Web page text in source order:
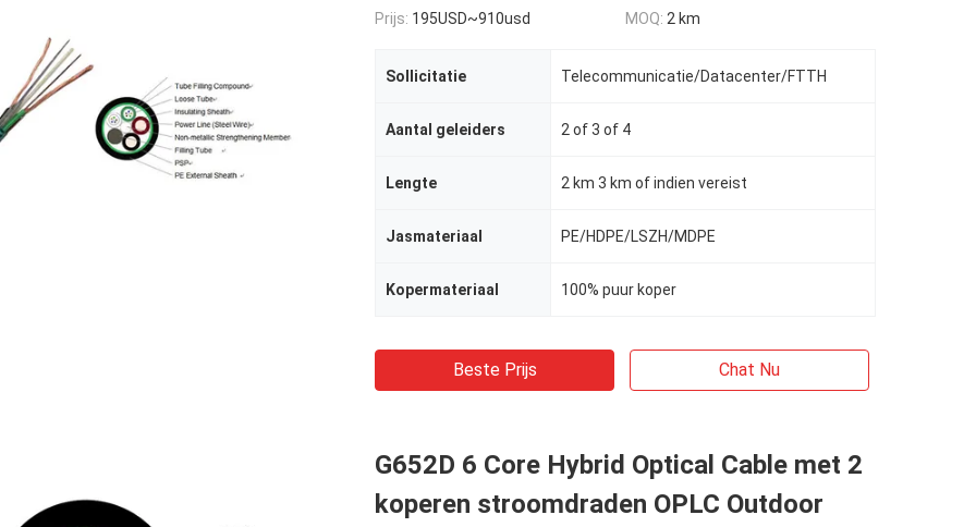
Prijs: 195USD~910usd MOQ: 2 km
Sollicitatie Telecommunicatie/Datacenter/FTTH
Aantal geleiders 2 of 3 of 4
Lengte 2 km 3 km of indien vereist
Jasmateriaal PE/HDPE/LSZH/MDPE
Kopermateriaal 100% puur koper
Beste Prijs Chat Nu
G652D 6 Core Hybrid Optical Cable met 2
koperen stroomdraden OPLC Outdoor